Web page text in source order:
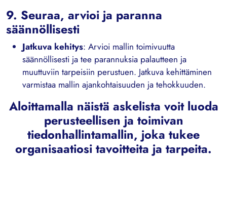
9. Seuraa, arvioi ja paranna
säännöllisesti
Jatkuva kehitys: Arvioi mallin toimivuutta
säännöllisesti ja tee parannuksia palautteen ja
muuttuviin tarpeisiin perustuen. Jatkuva kehittäminen
varmistaa mallin ajankohtaisuuden ja tehokkuuden.
Aloittamalla näistä askelista voit luoda
perusteellisen ja toimivan
tiedonhallintamallin, joka tukee
organisaatiosi tavoitteita ja tarpeita.